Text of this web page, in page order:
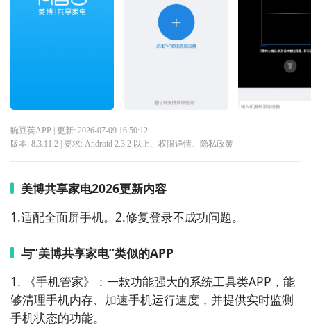
豌豆荚APP | 更新: 2026-07-09 16:50:12
版本: 8.3.11.2| 要求: Android 2.3.2 以上、 权限详情、 隐私政策
美博共享家电2026更新内容
1.适配全面屏手机。2.修复登录不成功问题。
与“美博共享家电”类似的APP
1. 《手机管家》：一款功能强大的系统工具类APP，能
够清理手机内存、加速手机运行速度，并提供实时监测
手机状态的功能。